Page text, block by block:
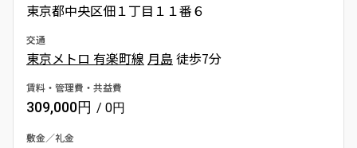
東京都中央区佃１丁目１１番６
交通
東京メトロ 有楽町線 月島徒歩7分
賃料・管理費・共益費
309,000円 / 0円
敷金／礼金